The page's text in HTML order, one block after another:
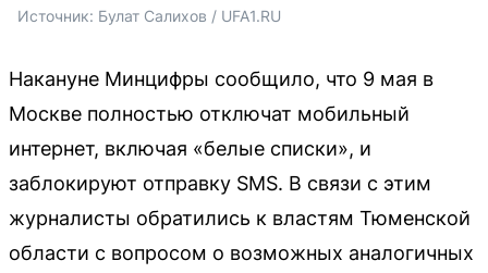
Источник: Булат Салихов / UFA1.RU
Накануне Минцифры сообщило, что 9 мая в
Москве полностью отключат мобильный
интернет, включая «белые списки», и
заблокируют отправку SMS. В связи с этим
журналисты обратились к властям Тюменской
области с вопросом о возможных аналогичных